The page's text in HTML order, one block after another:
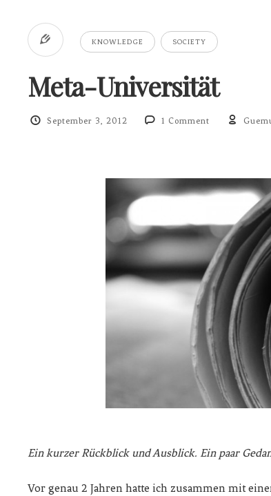
KNOWLEDGE SOCIETY
Meta-Universität
September 3, 2012 1 Comment
Ein kurzer Rückblick und Ausblick. Ein paar
Vor genau 2 Jahren hatte ich zusammen mit